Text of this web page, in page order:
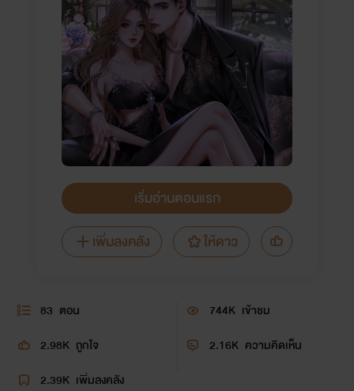
เริ่มอ่านตอนแรก
เพิ่มลงคลัง
ให้ดาว
83 ตอน 744K เข้าชม
2.98K ถูกใจ 2.16K ความคิดเห็น
2.39K เพิ่มลงคลัง